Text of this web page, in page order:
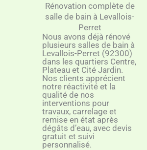
Rénovation complète de
salle de bain à Levallois-
Perret
Nous avons déjà rénové
plusieurs salles de bain à
Levallois-Perret (92300)
dans les quartiers Centre,
Plateau et Cité Jardin.
Nos clients apprécient
notre réactivité et la
qualité de nos
interventions pour
travaux, carrelage et
remise en état après
dégâts d’eau, avec devis
gratuit et suivi
personnalisé.